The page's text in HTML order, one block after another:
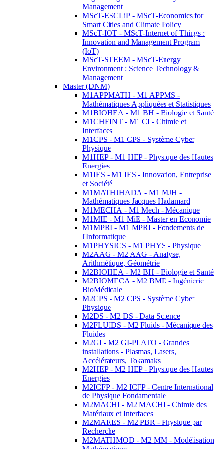
Management
MScT-ESCLiP - MScT-Economics for
Smart Cities and Climate Policy
MScT-IOT - MScT-Internet of Things :
Innovation and Management Program
(IoT)
MScT-STEEM - MScT-Energy
Environment : Science Technology &
Management
Master (DNM)
M1APPMATH - M1 APPMS -
Mathématiques Appliquées et Statistiques
M1BIOHEA - M1 BH - Biologie et Santé
M1CHEINT - M1 CI - Chimie et
Interfaces
M1CPS - M1 CPS - Système Cyber
Physique
M1HEP - M1 HEP - Physique des Hautes
Energies
M1IES - M1 IES - Innovation, Entreprise
et Société
M1MATHJHADA - M1 MJH -
Mathématiques Jacques Hadamard
M1MECHA - M1 Mech - Mécanique
M1MIE - M1 MiE - Master en Economie
M1MPRI - M1 MPRI - Fondements de
l'Informatique
M1PHYSICS - M1 PHYS - Physique
M2AAG - M2 AAG - Analyse,
Arithmétique, Géométrie
M2BIOHEA - M2 BH - Biologie et Santé
M2BIOMECA - M2 BME - Ingénierie
BioMédicale
M2CPS - M2 CPS - Système Cyber
Physique
M2DS - M2 DS - Data Science
M2FLUIDS - M2 Fluids - Mécanique des
Fluides
M2GI - M2 GI-PLATO - Grandes
installations - Plasmas, Lasers,
Accélérateurs, Tokamaks
M2HEP - M2 HEP - Physique des Hautes
Energies
M2ICFP - M2 ICFP - Centre International
de Physique Fondamentale
M2MACHI - M2 MACHI - Chimie des
Matériaux et Interfaces
M2MARES - M2 PBR - Physique par
Recherche
M2MATHMOD - M2 MM - Modélisation